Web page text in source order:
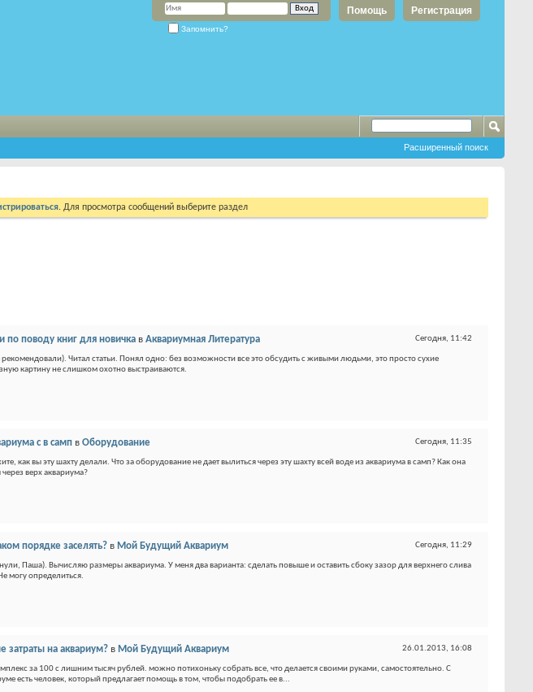
Регистрация
Помощь
Запомнить?
Расширенный поиск
. Для просмотра сообщений выберите раздел
Сегодня, 11:42
по поводу книг для новичка в Аквариумная Литература
рекомендовали). Читал статьи. Понял одно: без возможности все это обсудить с живыми людьми, это просто сухие
картину не слишком охотно выстраиваются.
Сегодня, 11:35
с в самп в Оборудование
как вы эту шахту делали. Что за оборудование не дает вылиться через эту шахту всей воде из аквариума в самп? Как она
верх аквариума?
Сегодня, 11:29
порядке заселять? в Мой Будущий Аквариум
Паша). Вычисляю размеры аквариума. У меня два варианта: сделать повыше и оставить сбоку зазор для верхнего слива
могу определиться.
26.01.2013, 16:08
затраты на аквариум? в Мой Будущий Аквариум
за 100 с лишним тысяч рублей. можно потихоньку собрать все, что делается своими руками, самостоятельно. С
есть человек, который предлагает помощь в том, чтобы подобрать ее в...